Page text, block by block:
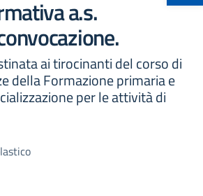
a.s.
ai tirocinanti del corso di
della Formazione primaria e
per le attività di